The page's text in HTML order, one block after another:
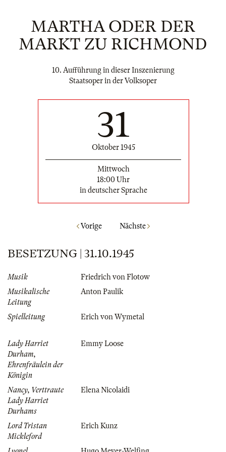
MARTHA ODER DER
MARKT ZU RICHMOND
10. Aufführung in dieser Inszenierung
Staatsoper in der Volksoper
31
Oktober 1945
Mittwoch
18:00 Uhr
in deutscher Sprache
Vorige Nächste
BESETZUNG | 31.10.1945
Musik
Friedrich von Flotow
Musikalische
Leitung
Anton Paulik
Spielleitung Erich von Wymetal
Lady Harriet
Durham,
Ehrenfräulein der
Königin
Emmy Loose
Nancy, Verttraute
Lady Harriet
Durhams
Elena Nicolaidi
Lord Tristan
Mickleford
Erich Kunz